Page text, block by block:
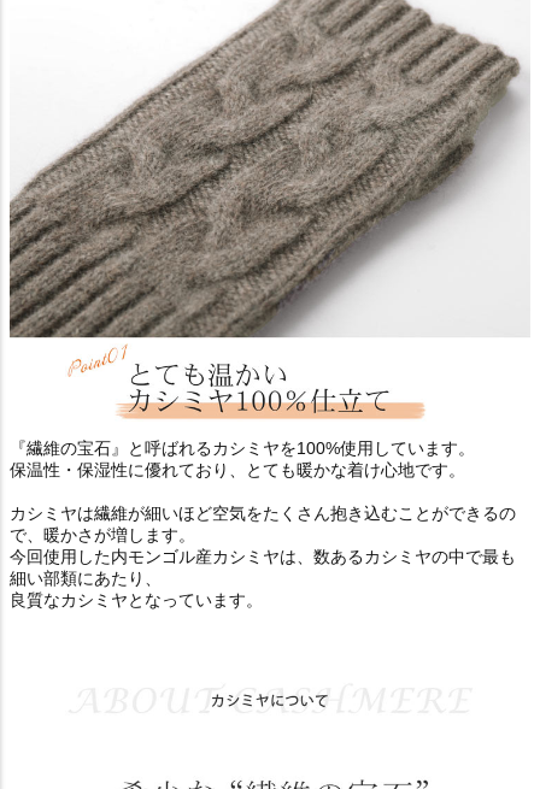
『繊維の宝石』と呼ばれるカシミヤを100%使用しています。
保温性・保湿性に優れており、とても暖かな着け心地です。
カシミヤは繊維が細いほど空気をたくさん抱き込むことができるの
で、暖かさが増します。
今回使用した内モンゴル産カシミヤは、数あるカシミヤの中で最も
細い部類にあたり、
良質なカシミヤとなっています。